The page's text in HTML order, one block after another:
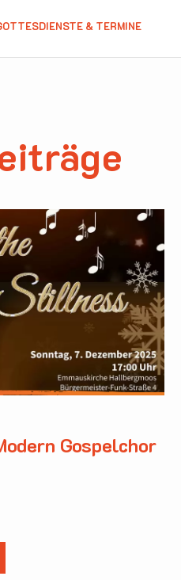
& TERMINE
Gospelchor